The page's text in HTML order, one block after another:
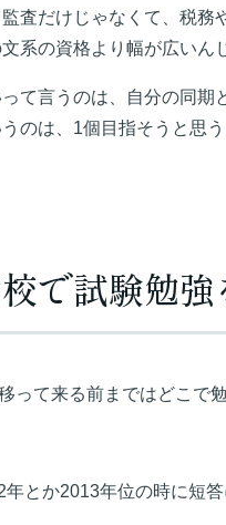
査だけじゃなくて、税
系の資格より幅が広いん
って言うのは、自分の同
のは、1個目指そうと思
で試験勉強
って来る前まではどこで
年とか2013年位の時に短